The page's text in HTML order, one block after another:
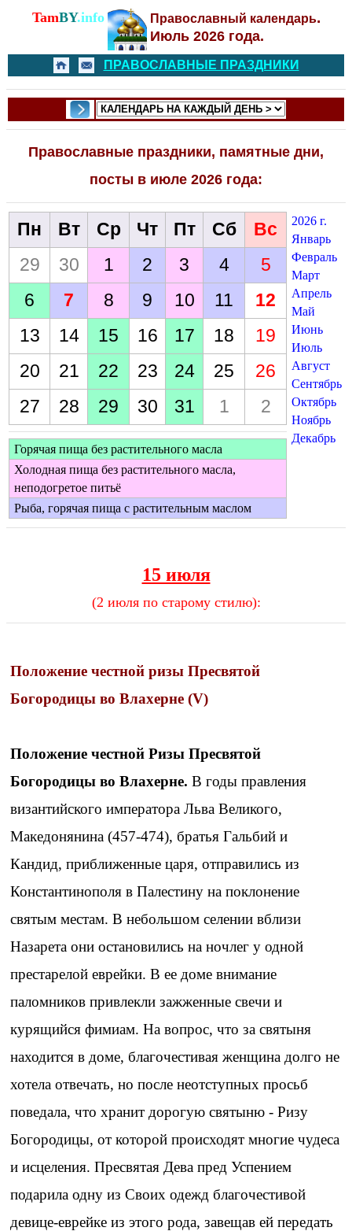
TamBY.info Православный календарь.
Июль2026 года.
ПРАВОСЛАВНЫЕ ПРАЗДНИКИ
Православные праздники, памятные дни,
посты в июле 2026 года:
Пн Вт Ср Чт Пт Сб
Вс
29
30 1 2 3 4
5
6
7 8 9 10 11
12
13
14 15 16 17 18
19
20
21 22 23 24 25
26
27
28 29 30 31 1 2
Горячая пища без растительного масла
Холодная пища без растительного масла,
неподогретое питьё
Рыба, горячая пища с растительным маслом
2026 г.
Январь
Февраль
Март
Апрель
Май
Июнь
Июль
Август
Сентябрь
Октябрь
Ноябрь
Декабрь
15 июля
(2 июля по старому стилю):
Положение честной ризы Пресвятой
Богородицы во Влахерне (V)
Положение честной Ризы Пресвятой
Богородицы во Влахерне. В годы правления
византийского императора Льва Великого,
Македонянина (457-474), братья Гальбий и
Кандид, приближенные царя, отправились из
Константинополя в Палестину на поклонение
святым местам. В небольшом селении вблизи
Назарета они остановились на ночлег у одной
престарелой еврейки. В ее доме внимание
паломников привлекли зажженные свечи и
курящийся фимиам. На вопрос, что за святыня
находится в доме, благочестивая женщина долго не
хотела отвечать, но после неотступных просьб
поведала, что хранит дорогую святыню - Ризу
Богородицы, от которой происходят многие чудеса
и исцеления. Пресвятая Дева пред Успением
подарила одну из Своих одежд благочестивой
девице-еврейке из этого рода, завещав ей передать